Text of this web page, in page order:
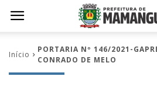
Início
PORTARIA Nº 146/2021-
CONRADO DE MELO